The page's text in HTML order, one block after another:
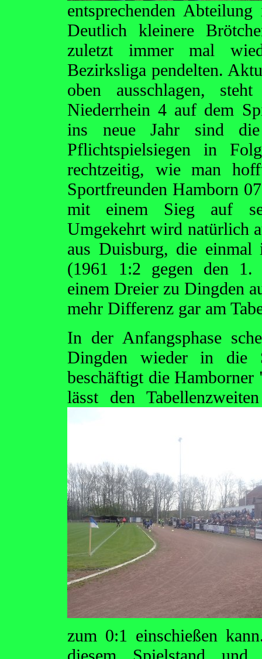
entsprechenden
Deutlich kleinere
zuletzt immer mal
Bezirksliga pendelten.
oben ausschlagen,
Niederrhein 4 auf dem
ins neue Jahr sind
Pflichtspielsiegen in
rechtzeitig, wie man
Sportfreunden Hamborn
mit einem Sieg auf
Umgekehrt wird natürlich
aus Duisburg, die einmal
(1961 1:2 gegen den 1.
einem Dreier zu Dingden
mehr Differenz gar am
In der Anfangsphase
Dingden wieder in die
beschäftigt die
lässt den
zum 0:1 einschießen